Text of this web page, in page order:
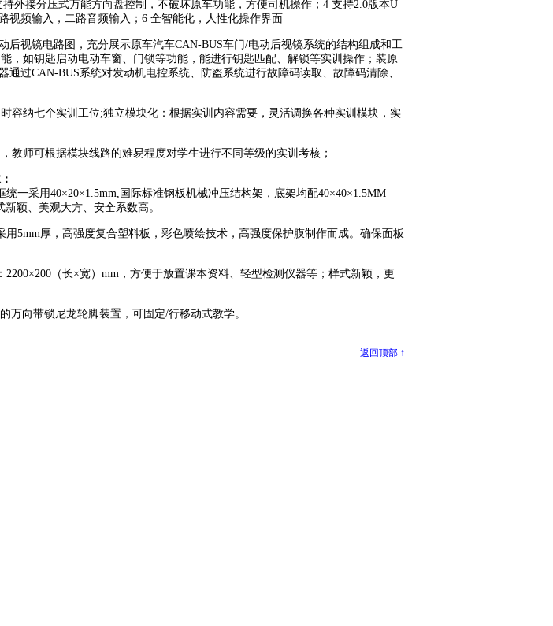
外接分压式万能方向盘控制，不破坏原车功能，方便司机操作；4 支持2.0版本U
视频输入，二路音频输入；6 全智能化，人性化操作界面
后视镜电路图，充分展示原车汽车CAN-BUS车门/电动后视镜系统的结构组成和工
，如钥匙启动电动车窗、门锁等功能，能进行钥匙匹配、解锁等实训操作；装原
通过CAN-BUS系统对发动机电控系统、防盗系统进行故障码读取、故障码清除、
容纳七个实训工位;独立模块化：根据实训内容需要，灵活调换各种实训模块，实
教师可根据模块线路的难易程度对学生进行不同等级的实训考核；
一采用40×20×1.5mm,国际标准钢板机械冲压结构架，底架均配40×40×1.5MM
颖、美观大方、安全系数高。
5mm厚，高强度复合塑料板，彩色喷绘技术，高强度保护膜制作而成。确保面板
（长×宽）mm，方便于放置课本资料、轻型检测仪器等；样式新颖，更
万向带锁尼龙轮脚装置，可固定/行移动式教学。
返回顶部 ↑